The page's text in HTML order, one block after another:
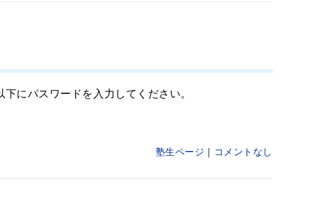
にパスワードを入力してください。
塾生ページ コメントなし